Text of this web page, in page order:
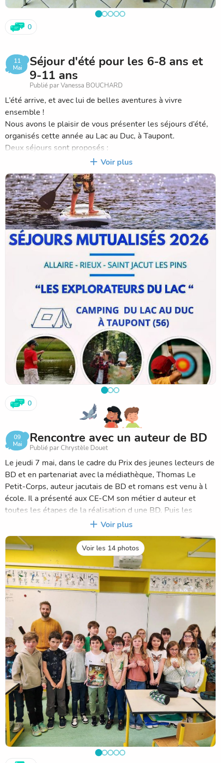
0
11
Mai
Séjour d'été pour les 6-8 ans et
9-11 ans
Publié par Vanessa BOUCHARD
L’été arrive, et avec lui de belles aventures à vivre
ensemble !
Nous avons le plaisir de vous présenter les séjours d’été,
organisés cette année au Lac au Duc, à Taupont.
Deux séjours sont proposés :
• Pour les 6–8 ans : du 7 au 10 juillet (4 jours / 3 nuits)
• Pour les 9–11 ans : du 13 au 17 juillet (5 jours / 4 nuits)
Un séjour, c’est bien plus qu’un simple départ : c’est une
expérience de rencontres, de partage, de coopération et
d’entraide, où les enfants apprennent à vivre ensemble et à
grandir collectivement. Dans cet esprit, ces séjours sont
co-organisés avec les communes de Saint-Jacut-les-Pins
(ALSH Les Co’pins), d’Allaire ( ALSH O’merveilles) et de
Rieux (ALSH La Récréoz).
Ne manquez pas votre place ! Pré-inscription possible
jusqu’au 5 Juin 2026 !
👉 Une réunion d’information avec les familles aura lieu le
mardi 30 juin à 18h30 à Saint-Jacut-les-Pins, afin de vous
présenter le séjour plus en détail et de répondre à vos
questions.
Voir plus
0
09
Mai
Rencontre avec un auteur de BD
Publié par Chrystèle Douet
Le jeudi 7 mai, dans le cadre du Prix des jeunes lecteurs de
BD et en partenariat avec la médiathèque, Thomas Le
Petit-Corps, auteur jacutais de BD et romans est venu à l
école. Il a présenté aux CE-CM son métier d auteur et
toutes les étapes de la réalisation d une BD. Puis les
enfants lui ont posé plein de
questions sur son métier notamment sur sa dernière BD
"Tia et le monde enfoui" . Moment sympathique et riche d
apprentissages. Merci à
Thomas pour sa venue et merci à Cécile de la mediathèque
pour l organisation.
Voir plus
Voir les 14 photos